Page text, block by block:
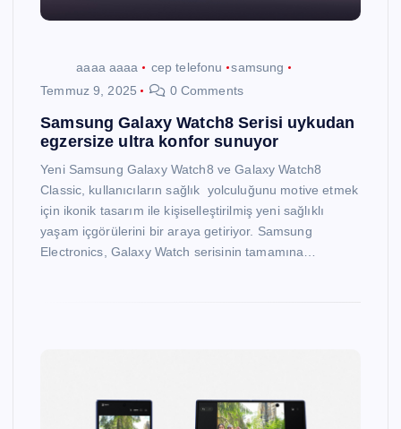
aaaa aaaa cep telefonu
samsung
Temmuz 9, 2025
0 Comments
Samsung Galaxy Watch8 Serisi uykudan
egzersize ultra konfor sunuyor
Yeni Samsung Galaxy Watch8 ve Galaxy Watch8
Classic, kullanıcıların sağlık yolculuğunu motive etmek
için ikonik tasarım ile kişiselleştirilmiş yeni sağlıklı
yaşam içgörülerini bir araya getiriyor. Samsung
Electronics, Galaxy Watch serisinin tamamına…